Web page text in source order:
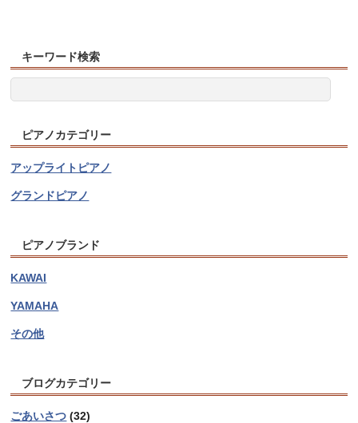
キーワード検索
ピアノカテゴリー
アップライトピアノ
グランドピアノ
ピアノブランド
KAWAI
YAMAHA
その他
ブログカテゴリー
ごあいさつ (32)